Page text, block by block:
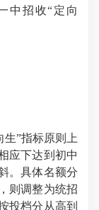
中招收“定向
”指标原则上
应下达到初中
。具体名额分
则调整为统招
投档分从高到